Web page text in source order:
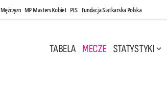
MP Masters Kobiet PLS Fundacja Siatkarska Polska
TABELA MECZE STATYSTYKI